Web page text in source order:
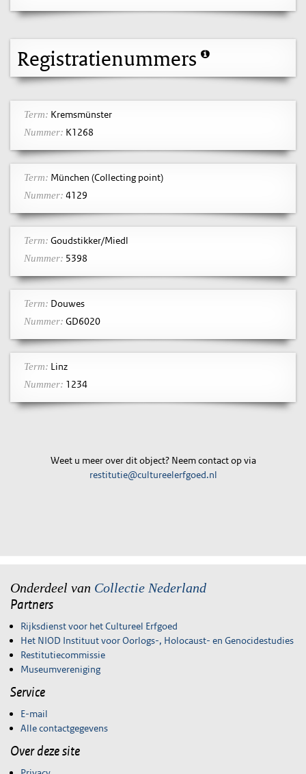
Registratienummers
Term: Kremsmünster
Nummer: K1268
Term: München (Collecting point)
Nummer: 4129
Term: Goudstikker/Miedl
Nummer: 5398
Term: Douwes
Nummer: GD6020
Term: Linz
Nummer: 1234
Weet u meer over dit object? Neem contact op via
restitutie@cultureelerfgoed.nl
Onderdeel van Collectie Nederland
Partners
Rijksdienst voor het Cultureel Erfgoed
Het NIOD Instituut voor Oorlogs-, Holocaust- en Genocidestudies
Restitutiecommissie
Museumvereniging
Service
E-mail
Alle contactgegevens
Over deze site